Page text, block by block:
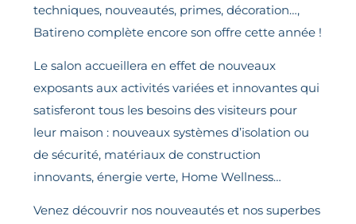
techniques, nouveautés, primes, décoration…,
Batireno complète encore son offre cette année !
Le salon accueillera en effet de nouveaux
exposants aux activités variées et innovantes qui
satisferont tous les besoins des visiteurs pour
leur maison : nouveaux systèmes d’isolation ou
de sécurité, matériaux de construction
innovants, énergie verte, Home Wellness…
Venez découvrir nos nouveautés et nos superbes